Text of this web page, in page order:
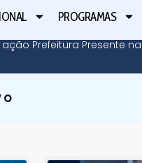
PROGRAMAS
Prefeitura Presente na